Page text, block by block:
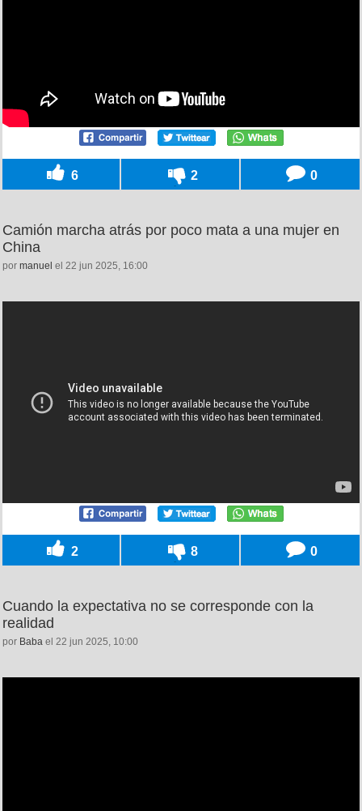
6 2 0
Camión marcha atrás por poco mata a una mujer en
China
por manuel el 22 jun 2025, 16:00
2 8 0
Cuando la expectativa no se corresponde con la
realidad
por Baba el 22 jun 2025, 10:00